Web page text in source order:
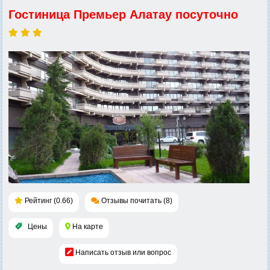
Гостиница Премьер Алатау посуточно
Рейтинг (0.66) Отзывы почитать (8)
Цены На карте
Написать отзыв или вопрос